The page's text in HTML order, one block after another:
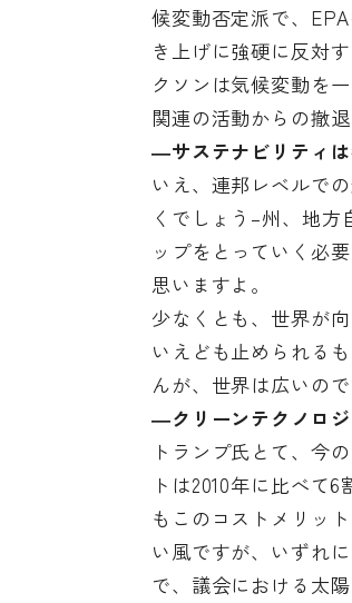
候変動否定派で、
き上げに強硬に反対
クソンは気候変動を
関連の活動からの撤
―サステナビリティ
いえ、連邦レベルで
くでしょう–州、地方
ップをとっていく必要
思いますよ。
少なくとも、世界が
いえども止められる
んが、世界は広いので
―クリーンテクノロジ
トランプ氏とて、今
トは2010年に比べて6
もこのコストメリッ
い風ですが、いずれ
で、議会における太